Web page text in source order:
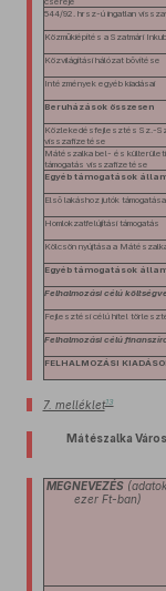
544/92. hrsz-ú ingatlan
Közműkiépítés a Szatmári
Közvilágítási hálózat bővítése
Intézmények egyéb kiadásai
Beruházások összesen
Közlekedésfejlesztés Sz.-
visszafizetése
Mátészalka bel- és
támogatás visszafizetése
Egyéb támogatások
Első lakáshoz jutók támogatása
Homlokzatfelújítási támogatás
Kölcsön nyújtása a
Egyéb támogatások
Felhalmozási célú
Fejlesztési célú hitel
Felhalmozási célú
FELHALMOZÁSI
7. melléklet13
Mátészalka
MEGNEVEZÉS (adatok
ezer Ft-ban)